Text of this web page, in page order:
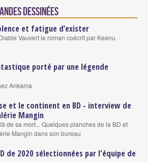
Dessinées
et fatigue d’exister
Vauvert le roman coécrit par Keanu
porté par une légende
Ankama
et le continent en BD - interview de
Mangin
de sa mort... Quelques planches de la BD et
Mangin dans son bureau
de 2020 sélectionnées par l'équipe de